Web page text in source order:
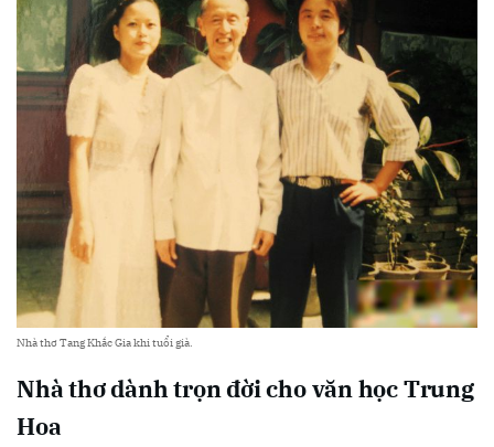
Nhà thơ Tang Khắc Gia khi tuổi già.
Nhà thơ dành trọn đời cho văn học Trung
Hoa